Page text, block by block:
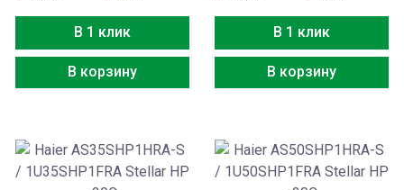
В 1 клик
В корзину
В 1 клик
В корзину